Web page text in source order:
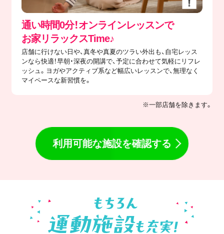
通い時間0分！オンラインレッスンで
​お家リラックスTime♪
店舗に行けない日や、真冬や真夏のツラい外出も、自宅レッス
ンなら快適！早朝・深夜の開講で、予定に合わせて気軽にリフレ
ッシュ。ヨガやアクティブ系など幅広いレッスンで、無理なく
マイペースな新習慣を。
※一部店舗を除きます。
利用可能な施設を確認する